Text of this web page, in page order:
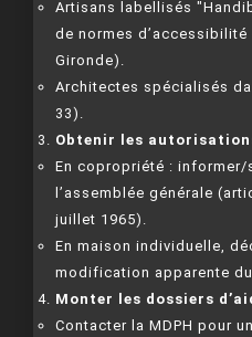
Artisans labellisés
de normes d’accessibilité
Gironde).
Architectes spécialisés
33).
Obtenir les
En copropriété :
l’assemblée générale
juillet 1965).
En maison individuelle,
modification apparente
Monter les dossiers
Contacter la MDPH pour